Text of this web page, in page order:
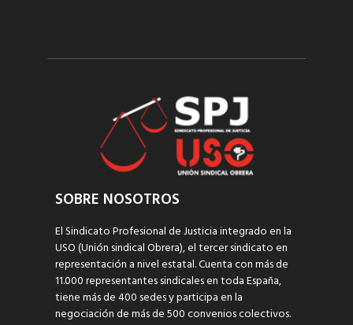
SOBRE NOSOTROS
El Sindicato Profesional de Justicia integrado en la
USO (Unión sindical Obrera), el tercer sindicato en
representación a nivel estatal. Cuenta con más de
11.000 representantes sindicales en toda España,
tiene más de 400 sedes y participa en la
negociación de más de 500 convenios colectivos.